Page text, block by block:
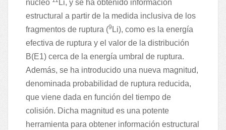
núcleo
Li, y se ha obtenido información
estructural a partir de la medida inclusiva de los
fragmentos de ruptura (9 Li), como es la energía
efectiva de ruptura y el valor de la distribución
B(E1) cerca de la energía umbral de ruptura.
Además, se ha introducido una nueva magnitud,
denominada probabilidad de ruptura reducida,
que viene dada en función del tiempo de
colisión. Dicha magnitud es una potente
herramienta para obtener información estructural